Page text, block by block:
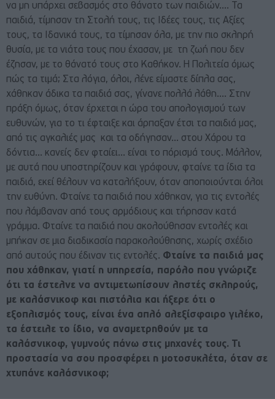
να μη υπάρχει σεβασμός στο θάνατο των παιδιών…. Τα
παιδιά, τίμησαν τη Στολή τους, τις Ιδέες τους, τις Αξίες
τους, τα Ιδανικά τους, τα τίμησαν όλα, με την πιο σκληρή
θυσία, με τα νιάτα τους που έχασαν, με τη ζωή που δεν
έζησαν, με το θάνατό τους στο Καθήκον. Η Πολιτεία όμως
πώς τα τιμά; Στα λόγια, όλοι, λένε είμαστε δίπλα σας,
χάθηκαν άδικα τα παιδιά σας, γίνανε πολλά λάθη…. Στην
πράξη όμως, όταν έρχεται η ώρα του απολογισμού των
ευθυνών, για το τι έφταιξε και άρπαξαν έτσι τα παιδιά μας,
από τις αγκαλιές μας και τα οδήγησαν… στου Χάρου τα
δόντια… κανείς δεν φταίει… είναι το πόρισμά τους. Μάλλον,
με αυτά που υποστηρίζουν και γράφουν, φταίνε τα ίδια τα
παιδιά, εκεί θέλουν να καταλήξουν, όταν αποποιούνται όλοι
την ευθύνη. Φταίνε τα παιδιά που χάθηκαν, για τις εντολές
που λάμβαναν από τους αρμόδιους και τήρησαν κατά
γράμμα. Φταίνε τα παιδιά που ακολούθησαν εντολές και
μπήκαν σε μια διαδικασία παρακολούθησης, χωρίς σχέδιο
από αυτούς που έδιναν τις εντολές. Φταίνε τα παιδιά μας
που χάθηκαν, γιατί η υπηρεσία, παρόλο που γνώριζε
ότι τα έστελνε να αντιμετωπίσουν ληστές σκληρούς,
με καλάσνικοφ και πιστόλια και ήξερε ότι ο
εξοπλισμός τους, είναι ένα απλό αλεξίσφαιρο γιλέκο,
τα έστειλε το ίδιο, να αναμετρηθούν με τα
καλάσνικοφ, γυμνούς πάνω στις μηχανές τους.
Τι
προστασία να σου προσφέρει η μοτοσυκλέτα, όταν σε
χτυπάνε καλάσνικοφ;